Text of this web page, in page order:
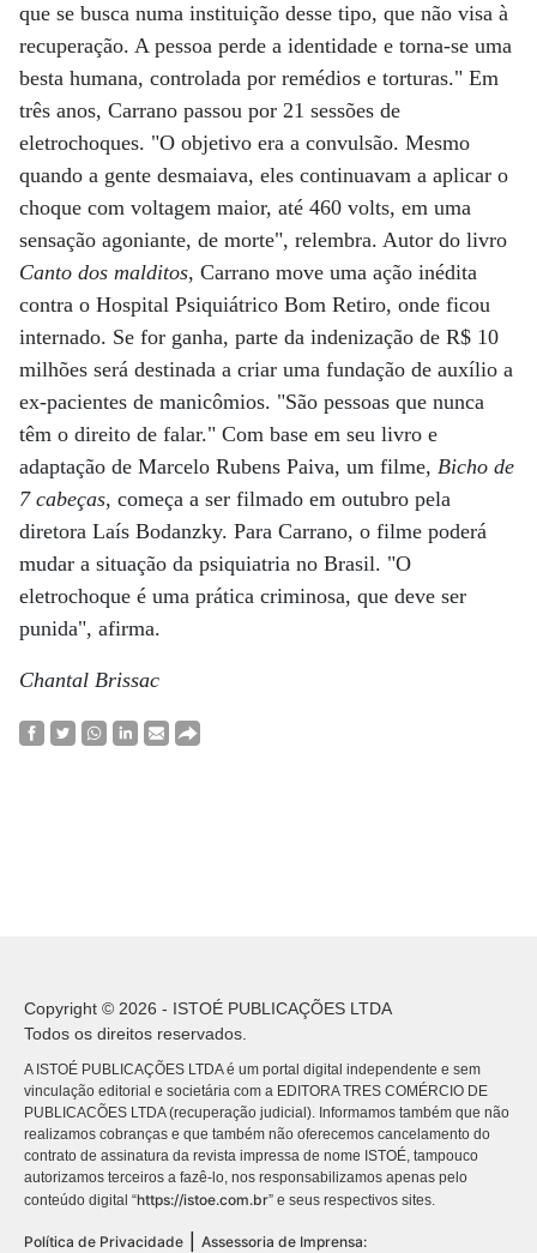
que se busca numa instituição desse tipo, que não visa à
recuperação. A pessoa perde a identidade e torna-se uma
besta humana, controlada por remédios e torturas." Em
três anos, Carrano passou por 21 sessões de
eletrochoques. "O objetivo era a convulsão. Mesmo
quando a gente desmaiava, eles continuavam a aplicar o
choque com voltagem maior, até 460 volts, em uma
sensação agoniante, de morte", relembra. Autor do livro
Canto dos malditos, Carrano move uma ação inédita
contra o Hospital Psiquiátrico Bom Retiro, onde ficou
internado. Se for ganha, parte da indenização de R$ 10
milhões será destinada a criar uma fundação de auxílio a
ex-pacientes de manicômios. "São pessoas que nunca
têm o direito de falar." Com base em seu livro e
adaptação de Marcelo Rubens Paiva, um filme, Bicho de
7 cabeças, começa a ser filmado em outubro pela
diretora Laís Bodanzky. Para Carrano, o filme poderá
mudar a situação da psiquiatria no Brasil. "O
eletrochoque é uma prática criminosa, que deve ser
punida", afirma.
Chantal Brissac
Copyright © 2026 - ISTOÉ PUBLICAÇÕES LTDA
Todos os direitos reservados.
A ISTOÉ PUBLICAÇÕES LTDA é um portal digital independente e sem
vinculação editorial e societária com a EDITORA TRES COMÉRCIO DE
PUBLICACÕES LTDA (recuperação judicial). Informamos também que não
realizamos cobranças e que também não oferecemos cancelamento do
contrato de assinatura da revista impressa de nome ISTOÉ, tampouco
autorizamos terceiros a fazê-lo, nos responsabilizamos apenas pelo
conteúdo digital “https://istoe.com.br” e seus respectivos sites.
Política de Privacidade Assessoria de Imprensa: